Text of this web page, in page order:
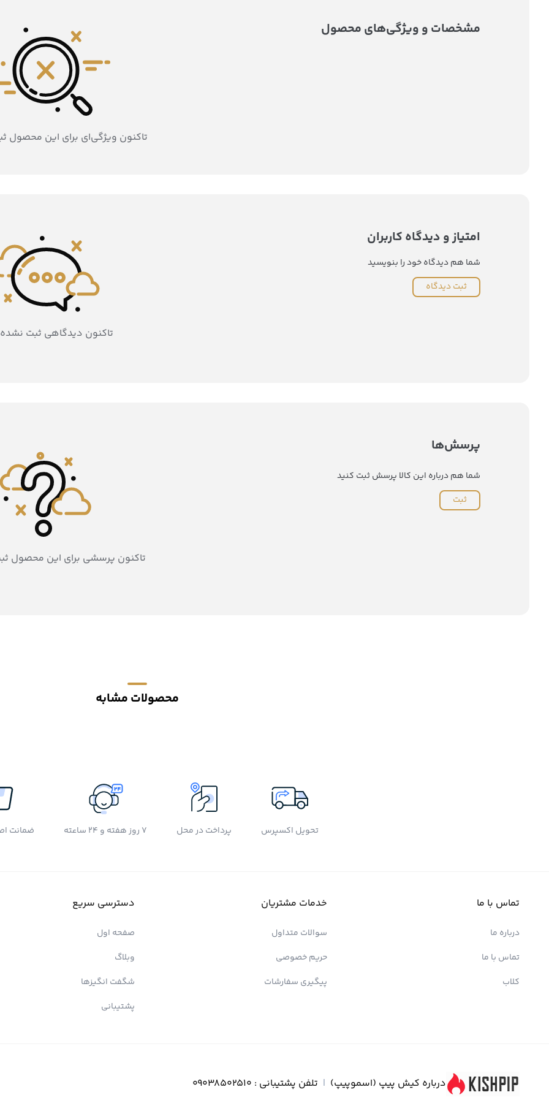
مشخصات و ویژگی‌های محصول
تاکنون ویژگی‌ای برای این
امتیاز و دیدگاه کاربران
شما هم دیدگاه خود را بنویسید
ثبت دیدگاه
تاکنون دیدگاهی ثبت
پرسش‌ها
شما هم درباره این کالا پرسش ثبت کنید
ثبت
تاکنون پرسشی برای این محصول
محصولات مشابه
تحویل اکسپرس پرداخت در محل 7 روز هفته و 24 ساعته ضمانت
تماس با ما
درباره ما
تماس با ما
کلاب
خدمات مشتریان
سوالات متداول
حریم خصوصی
پیگیری سفارشات
دسترسی سریع
صفحه اول
وبلاگ
شگفت انگیزها
پشتیبانی
درباره کیش پیپ (اسموپیپ) | تلفن پشتیبانی : 09038502510